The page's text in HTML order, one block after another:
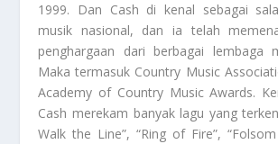
1999. Dan Cash di kenal sebagai
musik nasional, dan ia telah
penghargaan dari berbagai lembaga
Maka termasuk Country Music
Academy of Country Music Awards.
Cash merekam banyak lagu yang
Walk the Line”, “Ring of Fire”,